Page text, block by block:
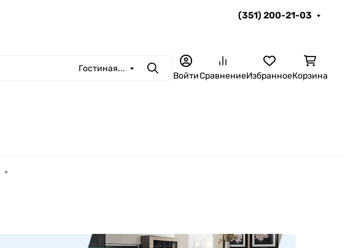
(351) 200-21-03
Гостиная... ПоискВойтиСравнениеИзбранноеКорзина